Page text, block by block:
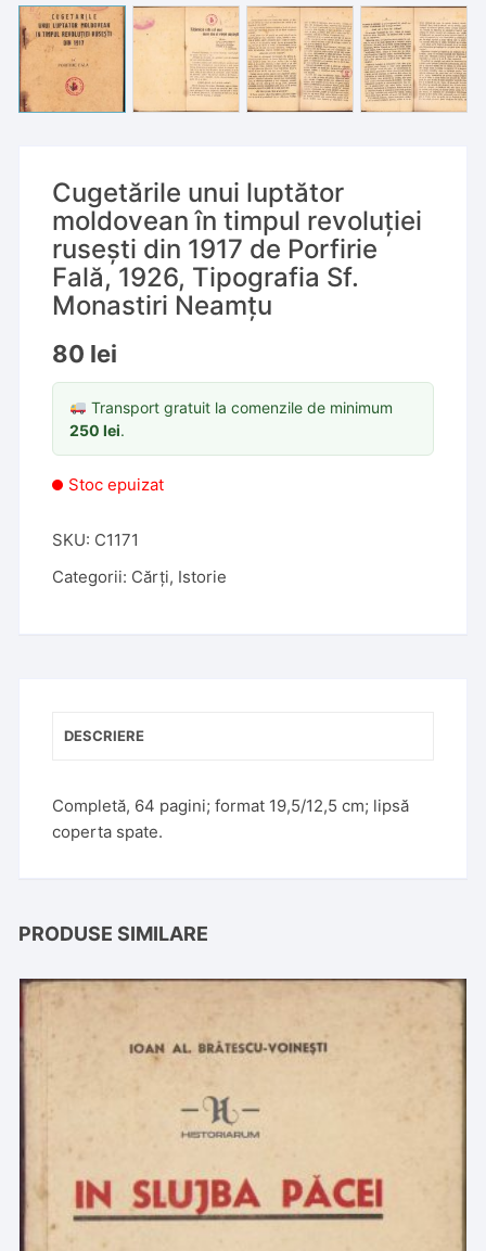
Cugetările unui luptător
moldovean în timpul revoluției
rusești din 1917 de Porfirie
Fală, 1926, Tipografia Sf.
Monastiri Neamțu
80 lei
Transport gratuit la comenzile de minimum
250lei.
Stoc epuizat
SKU: C1171
Categorii: Cărți, Istorie
DESCRIERE
Completă, 64 pagini; format 19,5/12,5 cm; lipsă
coperta spate.
PRODUSE SIMILARE